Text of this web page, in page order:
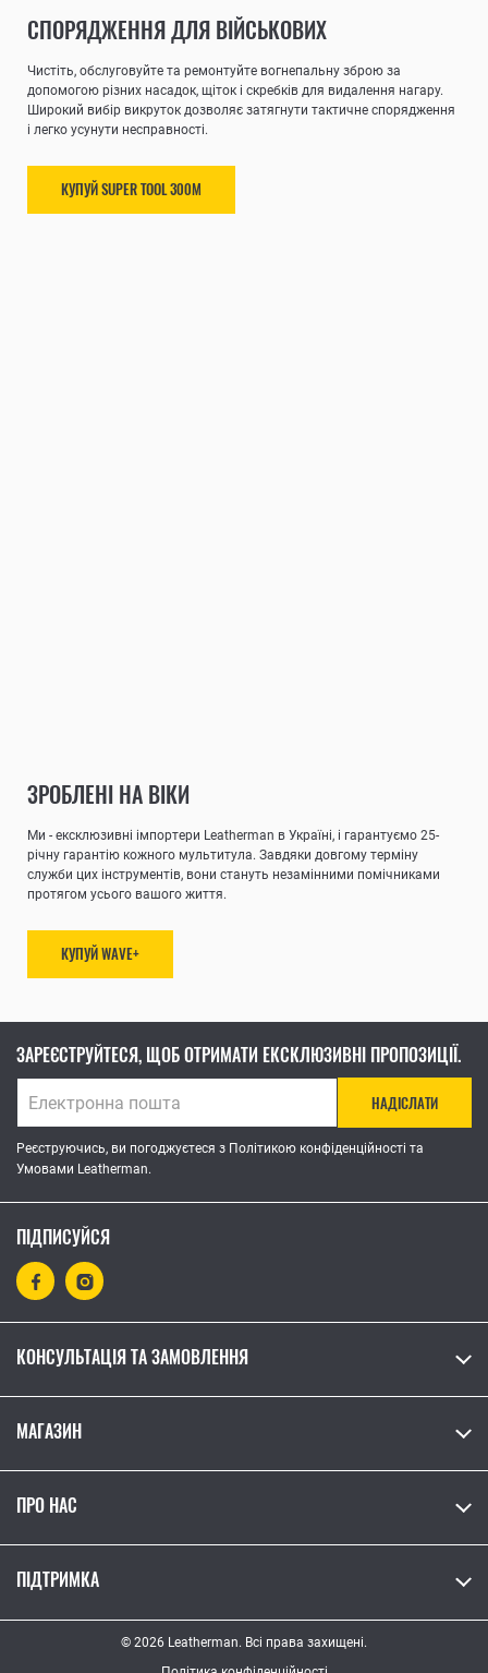
СПОРЯДЖЕННЯ ДЛЯ ВІЙСЬКОВИХ
Чистіть, обслуговуйте та ремонтуйте вогнепальну зброю за
допомогою різних насадок, щіток і скребків для видалення нагару.
Широкий вибір викруток дозволяє затягнути тактичне спорядження
і легко усунути несправності.
КУПУЙ SUPER TOOL 300M
ЗРОБЛЕНІ НА ВІКИ
Ми - ексклюзивні імпортери Leatherman в Україні, і гарантуємо 25-
річну гарантію кожного мультитула. Завдяки довгому терміну
служби цих інструментів, вони стануть незамінними помічниками
протягом усього вашого життя.
КУПУЙ WAVE+
ЗАРЕЄСТРУЙТЕСЯ, ЩОБ ОТРИМАТИ ЕКСКЛЮЗИВНІ ПРОПОЗИЦІЇ.
НАДІСЛАТИ
Реєструючись, ви погоджуєтеся з Політикою конфіденційності та
Умовами Leatherman.
ПІДПИСУЙСЯ
КОНСУЛЬТАЦІЯ ТА ЗАМОВЛЕННЯ
МАГАЗИН
ПРО НАС
ПІДТРИМКА
© 2026 Leatherman. Всі права захищені.